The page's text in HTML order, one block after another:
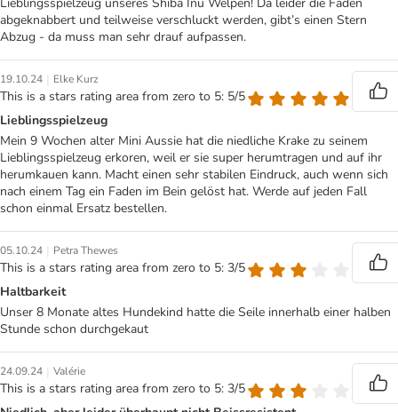
abgeknabbert und teilweise verschluckt werden, gibt’s einen Stern
Abzug - da muss man sehr drauf aufpassen.
19.10.24 | Elke Kurz
This is a stars rating area from zero to 5: 5/5
Lieblingsspielzeug
Mein 9 Wochen alter Mini Aussie hat die niedliche Krake zu seinem
Lieblingsspielzeug erkoren, weil er sie super herumtragen und auf ihr
herumkauen kann. Macht einen sehr stabilen Eindruck, auch wenn sich
nach einem Tag ein Faden im Bein gelöst hat. Werde auf jeden Fall
schon einmal Ersatz bestellen.
05.10.24 | Petra Thewes
This is a stars rating area from zero to 5: 3/5
Haltbarkeit
Unser 8 Monate altes Hundekind hatte die Seile innerhalb einer halben
Stunde schon durchgekaut
24.09.24 | Valérie
This is a stars rating area from zero to 5: 3/5